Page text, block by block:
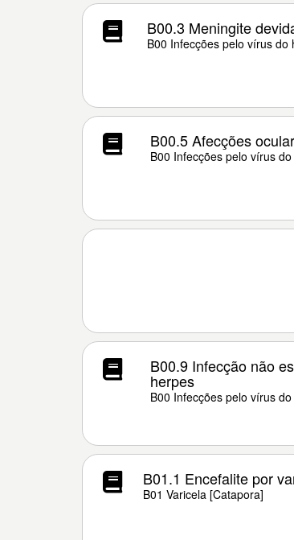
B00.3 Meningite
B00 Infecções pelo vírus do
B00.5 Afecções
B00 Infecções pelo vírus
B00.9 Infecção não
herpes
B00 Infecções pelo vírus
B01.1 Encefalite por
B01 Varicela [Catapora]